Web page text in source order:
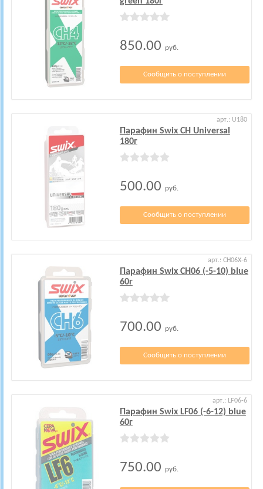
850.00 руб.
Сообщить о поступлении
арт.: U180
Парафин Swix CH Universal
180г
500.00 руб.
Сообщить о поступлении
арт.: CH06X-6
Парафин Swix CH06 (-5-10) blue
60г
700.00 руб.
Сообщить о поступлении
арт.: LF06-6
Парафин Swix LF06 (-6-12) blue
60г
750.00 руб.